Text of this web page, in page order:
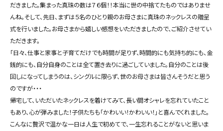
だきました。集まった真珠の数は７６個！！本当に世の中捨てたものではありませ
んね。そして、先日、まずは５名のひとり親のお母さまに真珠のネックレスの贈呈
式を行いました。お母さまから嬉しい感想をいただきましたので、ご紹介させてい
ただきます。
「日々、仕事と家事と子育てだけでも時間が足りず、時間的にも気持ち的にも、金
銭的にも、自分自身のことは全て置き去りに過ごしていました。自分のことは後
回しになってしまうのは、シングルに限らず、世のお母さまは皆さんそうだと思う
のですが・・・
帰宅して、いただいたネックレスを着けてみて、長い間オシャレを忘れていたこと
もあり、心が弾みました！子供たちも「かわいい！かわいい！」と喜んでくれました。
こんなに贅沢で温かな一日は人生で初めてで、一生忘れることがないと思いま